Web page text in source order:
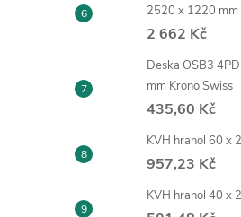
2520 x 1220 mm
2 662 Kč
Deska OSB3
mm Krono Swiss
435,60 Kč
KVH hranol 60 x
957,23 Kč
KVH hranol 40 x